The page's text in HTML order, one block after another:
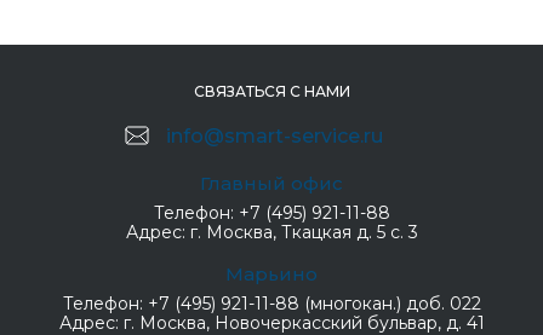
СВЯЗАТЬСЯ С НАМИ
info@smart-service.ru
Главный офис
Телефон: +7 (495) 921-11-88
Адрес: г. Москва, Ткацкая д. 5 с. 3
Марьино
Телефон: +7 (495) 921-11-88 (многокан.) доб. 022
Адрес: г. Москва, Новочеркасский бульвар, д. 41